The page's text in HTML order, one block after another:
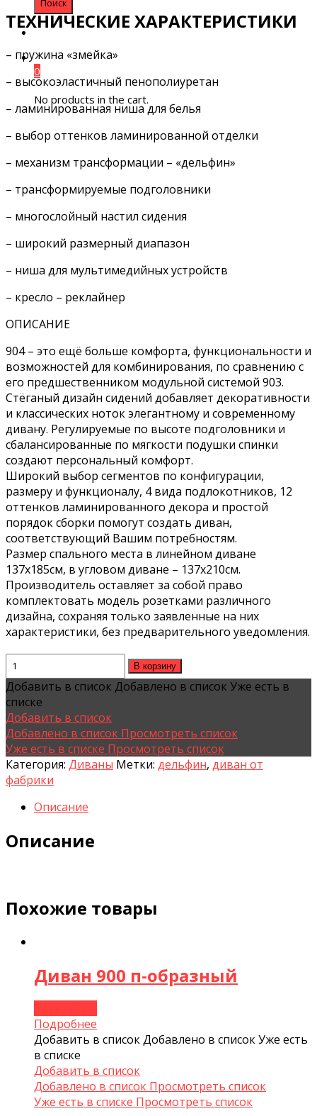
0
No products in the cart.
ТЕХНИЧЕСКИЕ ХАРАКТЕРИСТИКИ
– пружина «змейка»
– высокоэластичный пенополиуретан
– ламинированная ниша для белья
– выбор оттенков ламинированной отделки
– механизм трансформации – «дельфин»
– трансформируемые подголовники
– многослойный настил сидения
– широкий размерный диапазон
– ниша для мультимедийных устройств
– кресло – реклайнер
ОПИСАНИЕ
904 – это ещё больше комфорта, функциональности и
возможностей для комбинирования, по сравнению с
его предшественником модульной системой 903.
Стёганый дизайн сидений добавляет декоративности
и классических ноток элегантному и современному
дивану. Регулируемые по высоте подголовники и
сбалансированные по мягкости подушки спинки
создают персональный комфорт.
Широкий выбор сегментов по конфигурации,
размеру и функционалу, 4 вида подлокотников, 12
оттенков ламинированного декора и простой
порядок сборки помогут создать диван,
соответствующий Вашим потребностям.
Размер спального места в линейном диване
137х185см, в угловом диване – 137х210см.
Производитель оставляет за собой право
комплектовать модель розетками различного
дизайна, сохраняя только заявленные на них
характеристики, без предварительного уведомления.
Quantity
В корзину
Добавить в список Добавлено в список Уже есть в
списке
Добавить в список
Добавлено в список Просмотреть список
Уже есть в списке Просмотреть список
Категория: Диваны Метки: дельфин, диван от
фабрики
Описание
Описание
Похожие товары
Диван 900 п-образный
Подробнее
Добавить в списокДобавлено в списокУже есть
в списке
Добавить в список
Добавлено в список Просмотреть список
Уже есть в списке Просмотреть список